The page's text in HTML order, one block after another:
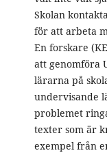
Skolan
för att arbeta
En forskare
att genomföra
lärarna på
undervisande
problemet
texter som är
exempel från